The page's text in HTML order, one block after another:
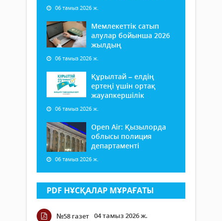
06 тамыз 2026 ж.
Мемлекеттік сатып
алулар бойынша 2026
жылдың
06 тамыз 2026 ж.
Құрылтай – елдің
ертеңі үшін ортақ
жауапкершілік
06 тамыз 2026 ж.
Open Air: Қызылорда
облысы полиция
департаменті
06 тамыз 2026 ж.
PDF НҰСҚАЛАР МҰРАҒАТЫ
№58 газет 04 тамыз 2026 ж.